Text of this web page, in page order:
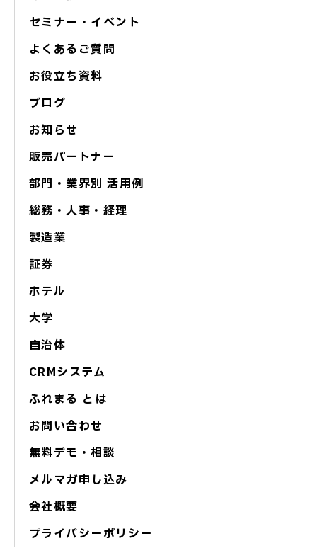
セミナー・イベント
よくあるご質問
お役立ち資料
ブログ
お知らせ
販売パートナー
部門・業界別 活用例
総務・人事・経理
製造業
証券
ホテル
大学
自治体
CRMシステム
ふれまる とは
お問い合わせ
無料デモ・相談
メルマガ申し込み
会社概要
プライバシーポリシー